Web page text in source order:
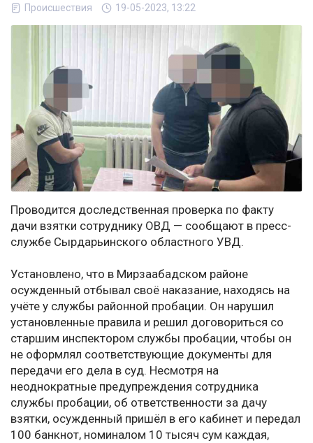
Происшествия 19-05-2023, 13:22
Проводится доследственная проверка по факту
дачи взятки сотруднику ОВД — сообщают в пресс-
службе Сырдарьинского областного УВД.
Установлено, что в Мирзаабадском районе
осужденный отбывал своё наказание, находясь на
учёте у службы районной пробации. Он нарушил
установленные правила и решил договориться со
старшим инспектором службы пробации, чтобы он
не оформлял соответствующие документы для
передачи его дела в суд. Несмотря на
неоднократные предупреждения сотрудника
службы пробации, об ответственности за дачу
взятки, осужденный пришёл в его кабинет и передал
100 банкнот, номиналом 10 тысяч сум каждая,